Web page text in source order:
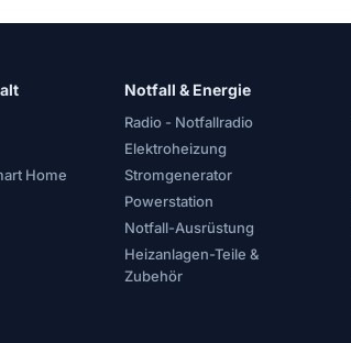
Home
Notfall & Energie
Radio - Notfallradio
Elektroheizung
Stromgenerator
Powerstation
Notfall-Ausrüstung
Heizanlagen-Teile &
Zubehör